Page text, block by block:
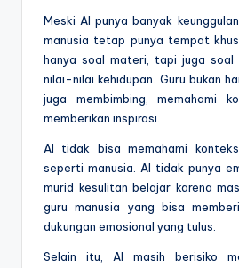
Meski AI punya banyak
manusia tetap punya tempat
hanya soal materi, tapi juga soal
nilai-nilai kehidupan. Guru bukan
juga membimbing, memahami
memberikan inspirasi.
AI tidak bisa memahami
seperti manusia. AI tidak punya
murid kesulitan belajar karena
guru manusia yang bisa
dukungan emosional yang tulus.
Selain itu, AI masih berisiko